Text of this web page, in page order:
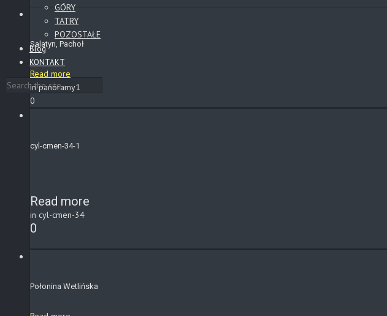
GÓRY
TATRY
POZOSTAŁE
Blog
KONTAKT
Salatyn, Pachoł
Read more
in panoramy1
0
cyl-cmen-34-1
Read more
in cyl-cmen-34
0
Połonina Wetlińska